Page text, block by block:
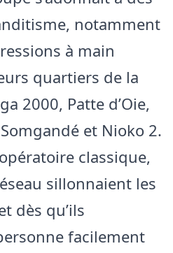
notamment
à main
quartiers de la
2000, Patte d’Oie,
et Nioko 2.
classique,
sillonnaient les
dès qu’ils
facilement